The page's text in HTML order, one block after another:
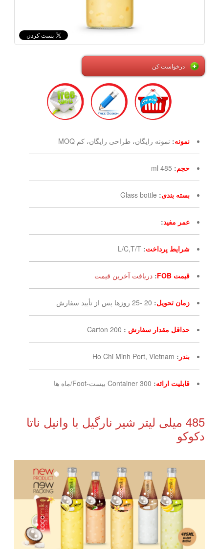
درخواست کن
نمونه: نمونه رایگان، طراحی رایگان، کم MOQ
حجم:
485 ml
بسته بندی:
Glass bottle
عمر مفید:
شرایط پرداخت:
L/C,T/T
قیمت FOB : دریافت آخرین قیمت
زمان تحویل: 20 -25 روزها پس از تأیید سفارش
حداقل مقدار سفارش :
200 Carton
بندر :
Ho Chi Minh Port, Vietnam
قابلیت ارائه: 300 Container بیست-Foot/ماه ها
485 میلی لیتر شیر نارگیل با وانیل ناتا
دکوکو